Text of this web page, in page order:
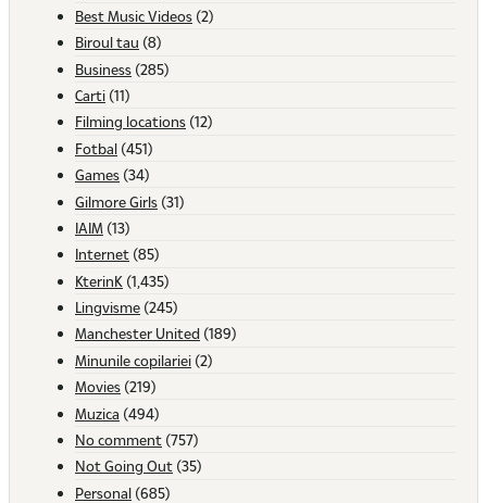
Best Music Videos (2)
Biroul tau (8)
Business (285)
Carti (11)
Filming locations (12)
Fotbal (451)
Games (34)
Gilmore Girls (31)
IAIM (13)
Internet (85)
KterinK (1,435)
Lingvisme (245)
Manchester United (189)
Minunile copilariei (2)
Movies (219)
Muzica (494)
No comment (757)
Not Going Out (35)
Personal (685)